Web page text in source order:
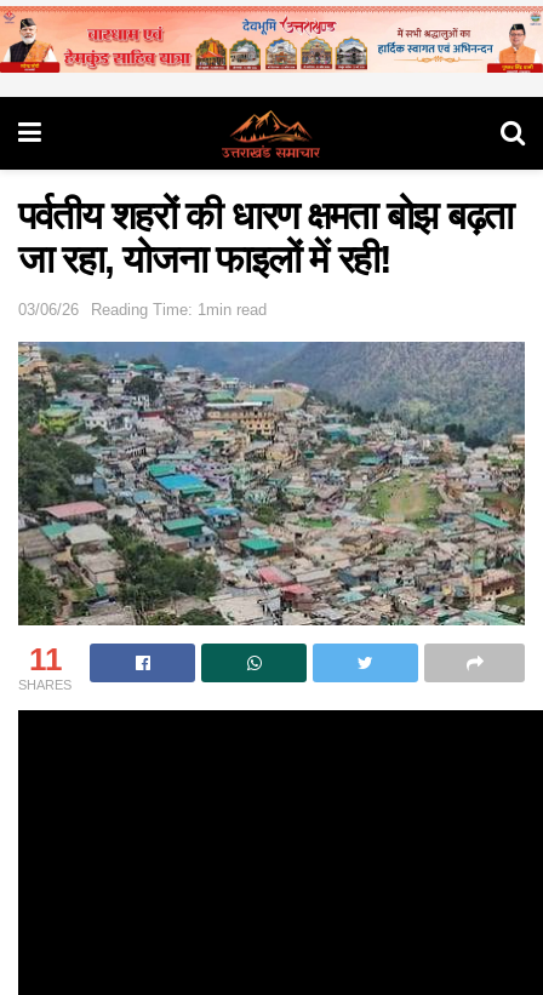
पर्वतीय शहरों की धारण क्षमता बोझ बढ़ता
जा रहा, योजना फाइलों में रही!
03/06/26 Reading Time: 1min read
11
SHARES